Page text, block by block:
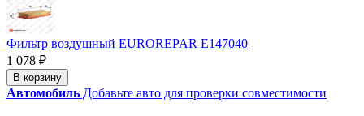
Фильтр воздушный EUROREPAR E147040
1 078 ₽
В корзину
Автомобиль Добавьте авто для проверки совместимости